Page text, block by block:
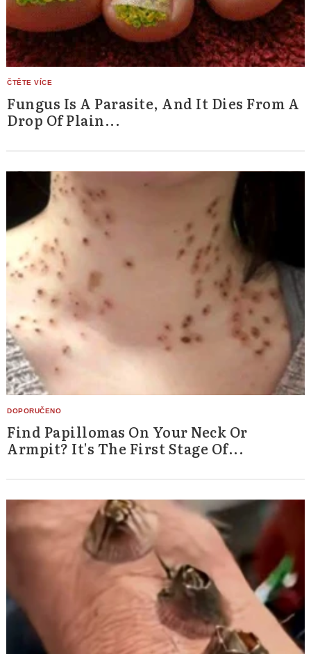
Fungus Is A Parasite, And It Dies From A
Drop Of Plain...
Find Papillomas On Your Neck Or
Armpit? It's The First Stage Of...
Search